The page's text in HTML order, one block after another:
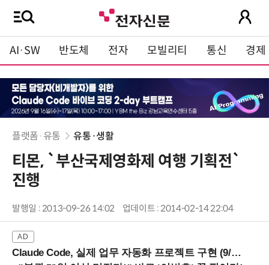
AI·SW 반도체 전자 모빌리티 통신 경제
플랫폼·유통 유통·생활
티몬, `부산국제영화제 여행 기획전`
진행
발행일 : 2013-09-26 14:02 업데이트 : 2014-02-14 22:04
Claude Code, 실제 업무 자동화 프로젝트 구현 (9/16 ~17 강남역)